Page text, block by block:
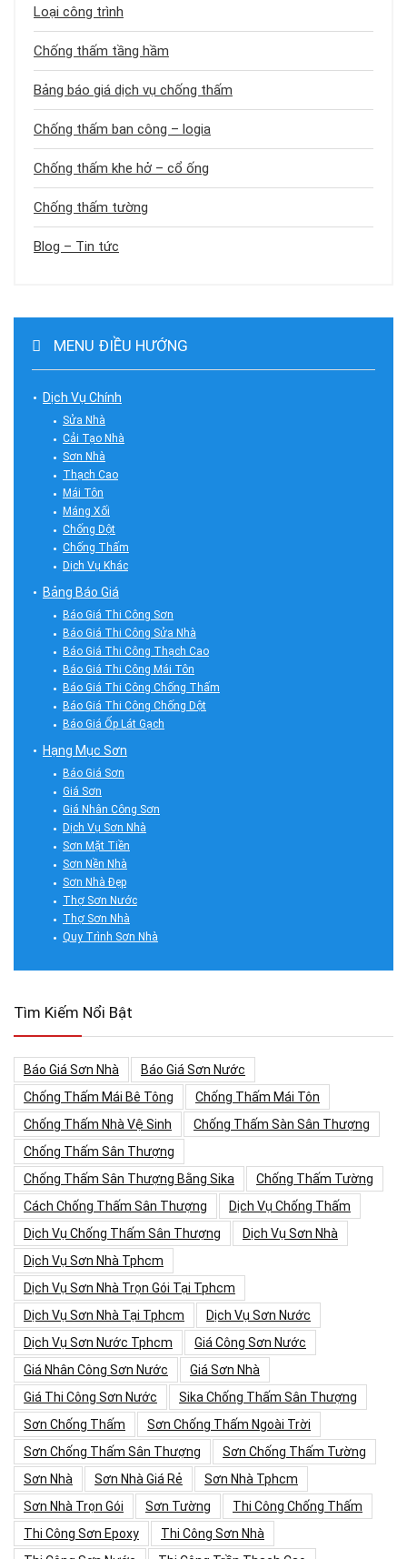
Loại công trình
Chống thấm tầng hầm
Bảng báo giá dịch vụ chống thấm
Chống thấm ban công – logia
Chống thấm khe hở – cổ ống
Chống thấm tường
Blog – Tin tức
MENU ĐIỀU HƯỚNG
Dịch Vụ Chính
Sửa Nhà
Cải Tạo Nhà
Sơn Nhà
Thạch Cao
Mái Tôn
Máng Xối
Chống Dột
Chống Thấm
Dịch Vụ Khác
Bảng Báo Giá
Báo Giá Thi Công Sơn
Báo Giá Thi Công Sửa Nhà
Báo Giá Thi Công Thạch Cao
Báo Giá Thi Công Mái Tôn
Báo Giá Thi Công Chống Thấm
Báo Giá Thi Công Chống Dột
Báo Giá Ốp Lát Gạch
Hạng Mục Sơn
Báo Giá Sơn
Giá Sơn
Giá Nhân Công Sơn
Dịch Vụ Sơn Nhà
Sơn Mặt Tiền
Sơn Nền Nhà
Sơn Nhà Đẹp
Thợ Sơn Nước
Thợ Sơn Nhà
Quy Trình Sơn Nhà
Tìm Kiếm Nổi Bật
Báo Giá Sơn Nhà
Báo Giá Sơn Nước
Chống Thấm Mái Bê Tông
Chống Thấm Mái Tôn
Chống Thấm Nhà Vệ Sinh
Chống Thấm Sàn Sân Thượng
Chống Thấm Sân Thượng
Chống Thấm Sân Thượng Bằng Sika
Chống Thấm Tường
Cách Chống Thấm Sân Thượng
Dịch Vụ Chống Thấm
Dịch Vụ Chống Thấm Sân Thượng
Dịch Vụ Sơn Nhà
Dịch Vụ Sơn Nhà Tphcm
Dịch Vụ Sơn Nhà Trọn Gói Tại Tphcm
Dịch Vụ Sơn Nhà Tại Tphcm
Dịch Vụ Sơn Nước
Dịch Vụ Sơn Nước Tphcm
Giá Công Sơn Nước
Giá Nhân Công Sơn Nước
Giá Sơn Nhà
Giá Thi Công Sơn Nước
Sika Chống Thấm Sân Thượng
Sơn Chống Thấm
Sơn Chống Thấm Ngoài Trời
Sơn Chống Thấm Sân Thượng
Sơn Chống Thấm Tường
Sơn Nhà
Sơn Nhà Giá Rẻ
Sơn Nhà Tphcm
Sơn Nhà Trọn Gói
Sơn Tường
Thi Công Chống Thấm
Thi Công Sơn Epoxy
Thi Công Sơn Nhà